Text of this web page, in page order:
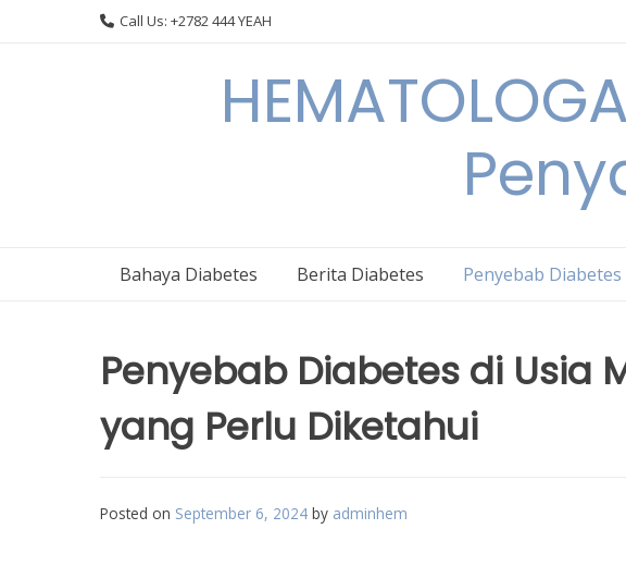
Call Us: +2782 444 YEAH
Bahaya Diabetes Berita Diabetes Penyebab Diabetes
Penyebab Diabetes di Usia
yang Perlu Diketahui
Posted on September 6, 2024 by adminhem